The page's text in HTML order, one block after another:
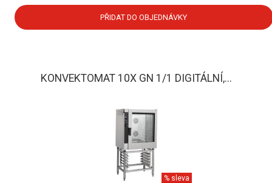
PŘIDAT DO OBJEDNÁVKY
KONVEKTOMAT 10X GN 1/1 DIGITÁLNÍ,...
% sleva